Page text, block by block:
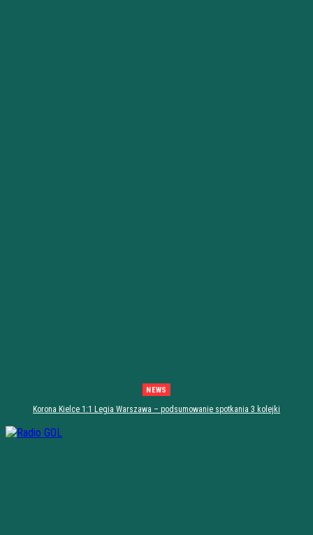
NEWS
Korona Kielce 1:1 Legia Warszawa – podsumowanie spotkania 3 kolejki